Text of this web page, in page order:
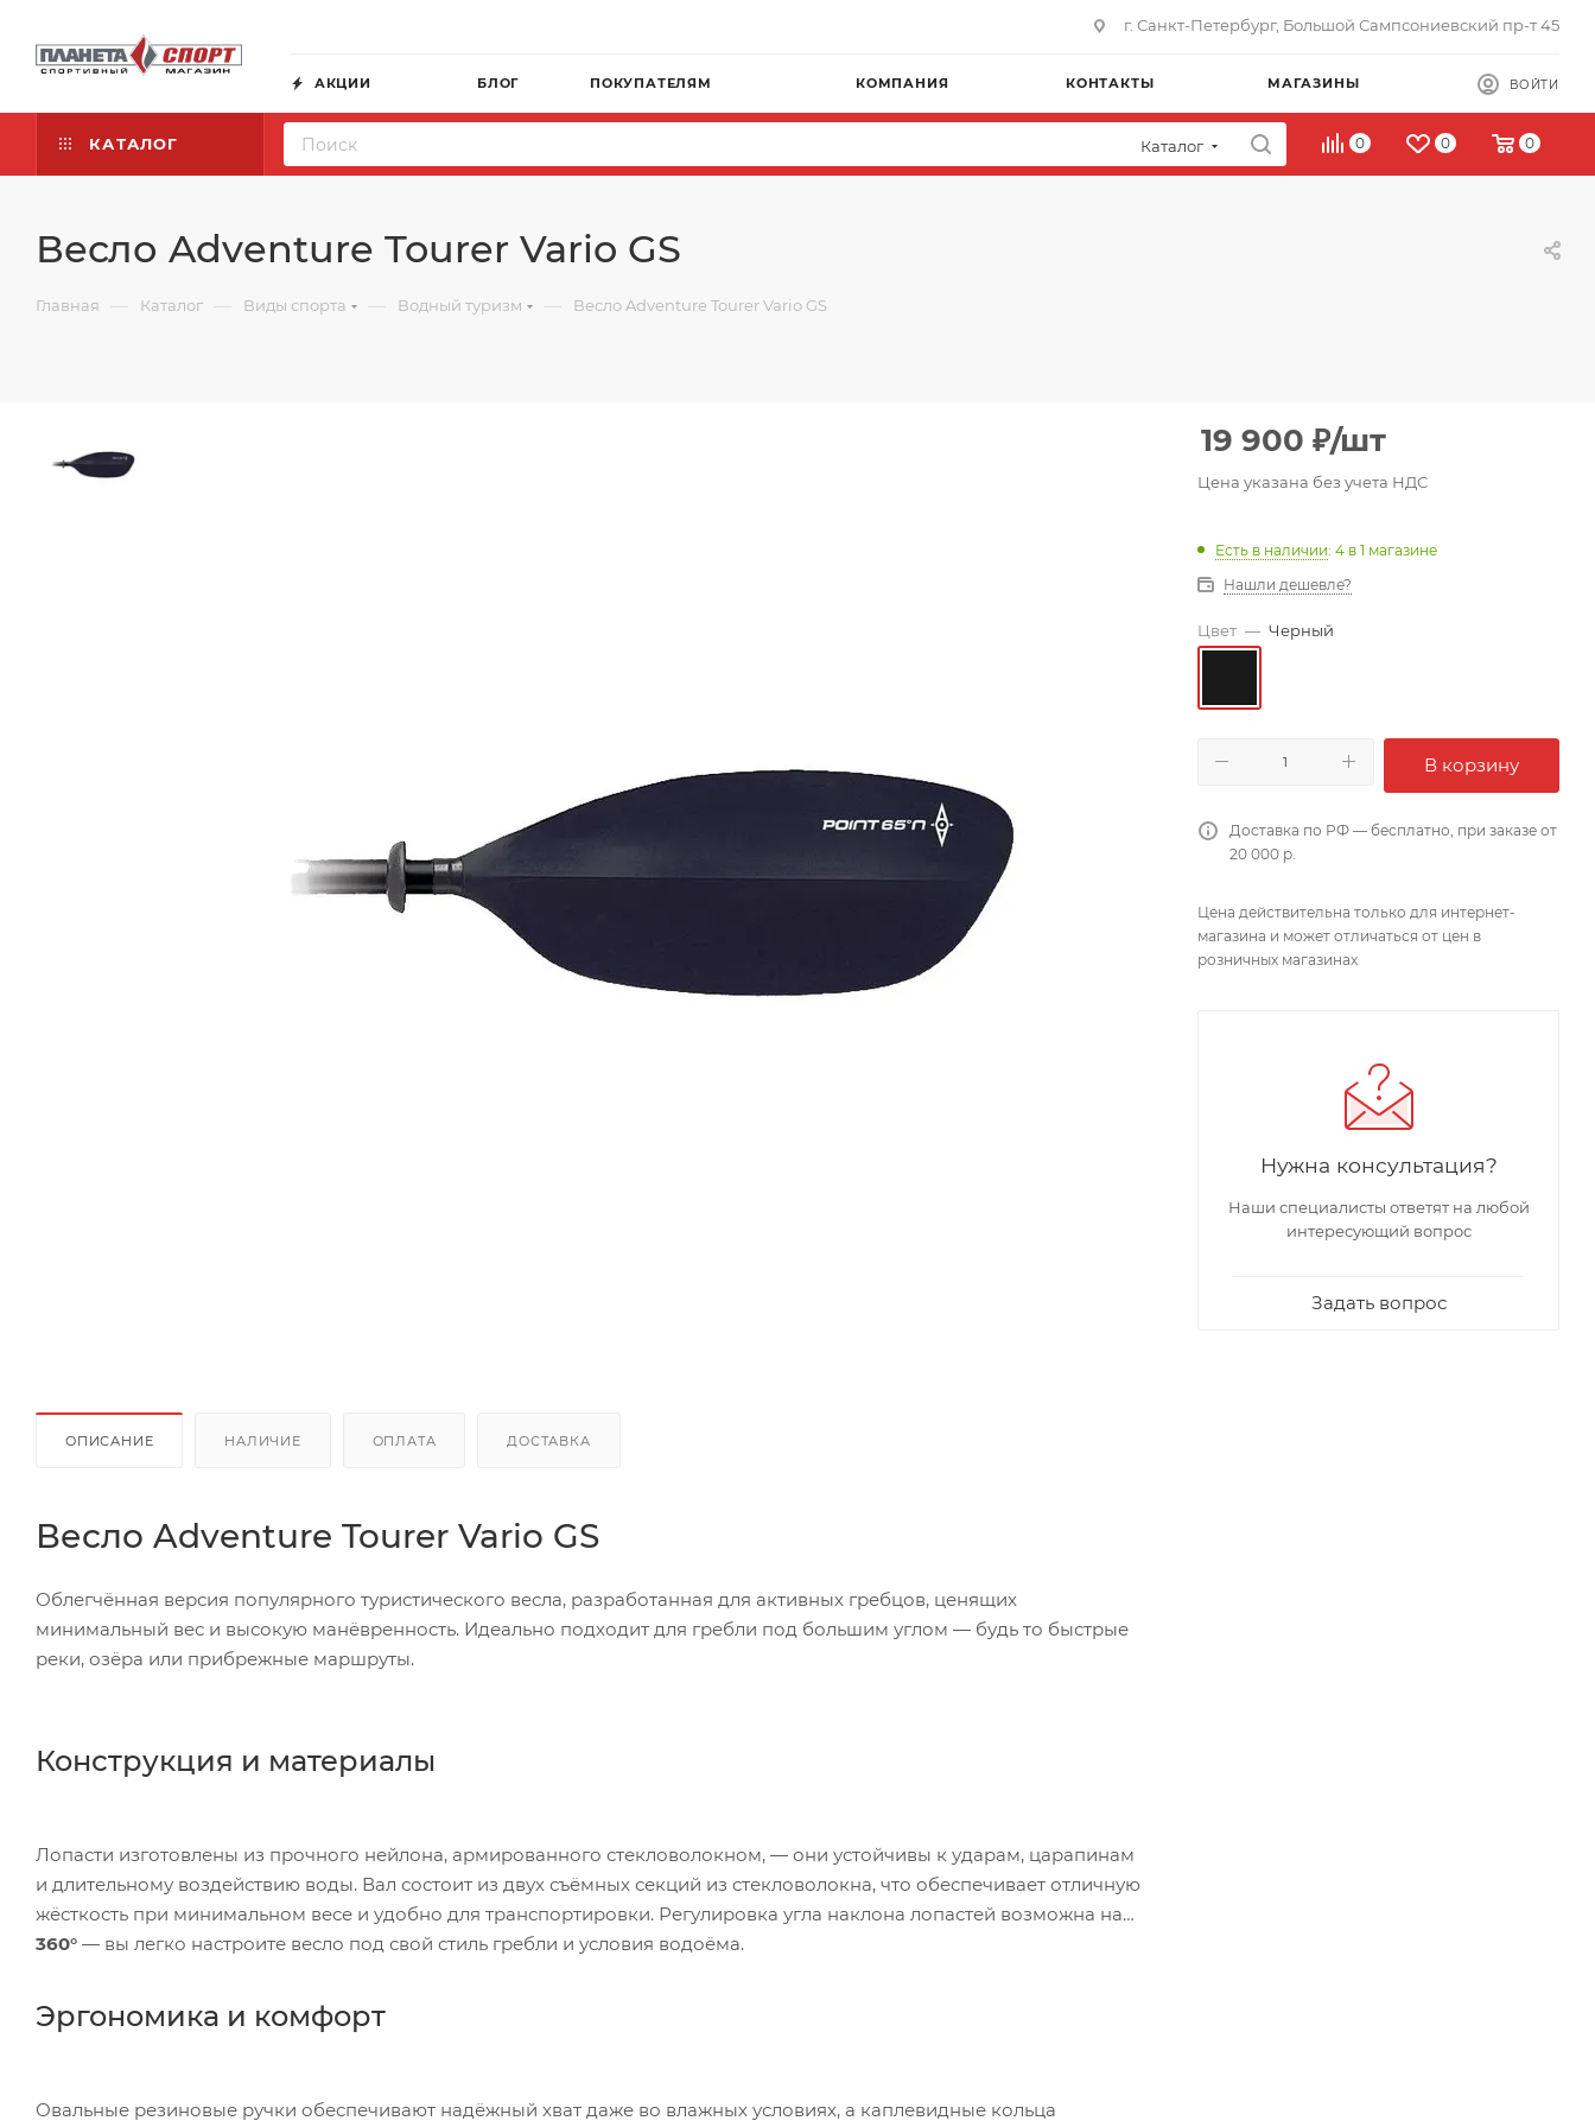
г. Санкт-Петербург, Большой Сампсониевский пр-т 45
АКЦИИ БЛОГ ПОКУПАТЕЛЯМ КОМПАНИЯ КОНТАКТЫ МАГАЗИНЫ ВОЙТИ
КАТАЛОГ Каталог 0 0 0
Весло Adventure Tourer Vario GS
Главная — Каталог — Виды спорта — Водный туризм — Весло Adventure Tourer Vario GS
ОПИСАНИЕ НАЛИЧИЕ ОПЛАТА ДОСТАВКА
Весло Adventure Tourer Vario GS
Облегчённая версия популярного туристического весла, разработанная для активных гребцов, ценящих
минимальный вес и высокую манёвренность. Идеально подходит для гребли под большим углом — будь то быстрые
реки, озёра или прибрежные маршруты.
Конструкция и материалы
Лопасти изготовлены из прочного нейлона, армированного стекловолокном, — они устойчивы к ударам, царапинам
и длительному воздействию воды. Вал состоит из двух съёмных секций из стекловолокна, что обеспечивает отличную
жёсткость при минимальном весе и удобно для транспортировки. Регулировка угла наклона лопастей возможна на
360° — вы легко настроите весло под свой стиль гребли и условия водоёма.
Эргономика и комфорт
Овальные резиновые ручки обеспечивают надёжный хват даже во влажных условиях, а каплевидные кольца
19 900 ₽/шт
Цена указана без учета НДС
Есть в наличии: 4 в 1 магазине
Нашли дешевле?
Цвет — Черный
В корзину
Доставка по РФ — бесплатно, при заказе от
20 000 р.
Цена действительна только для интернет-
магазина и может отличаться от цен в
розничных магазинах
Нужна консультация?
Наши специалисты ответят на любой
интересующий вопрос
Задать вопрос